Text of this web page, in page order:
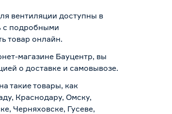
вентиляции доступны в
с подробными
товар онлайн.
магазине Бауцентр, вы
о доставке и самовывозе.
такие товары, как
Краснодару, Омску,
Черняховске, Гусеве,